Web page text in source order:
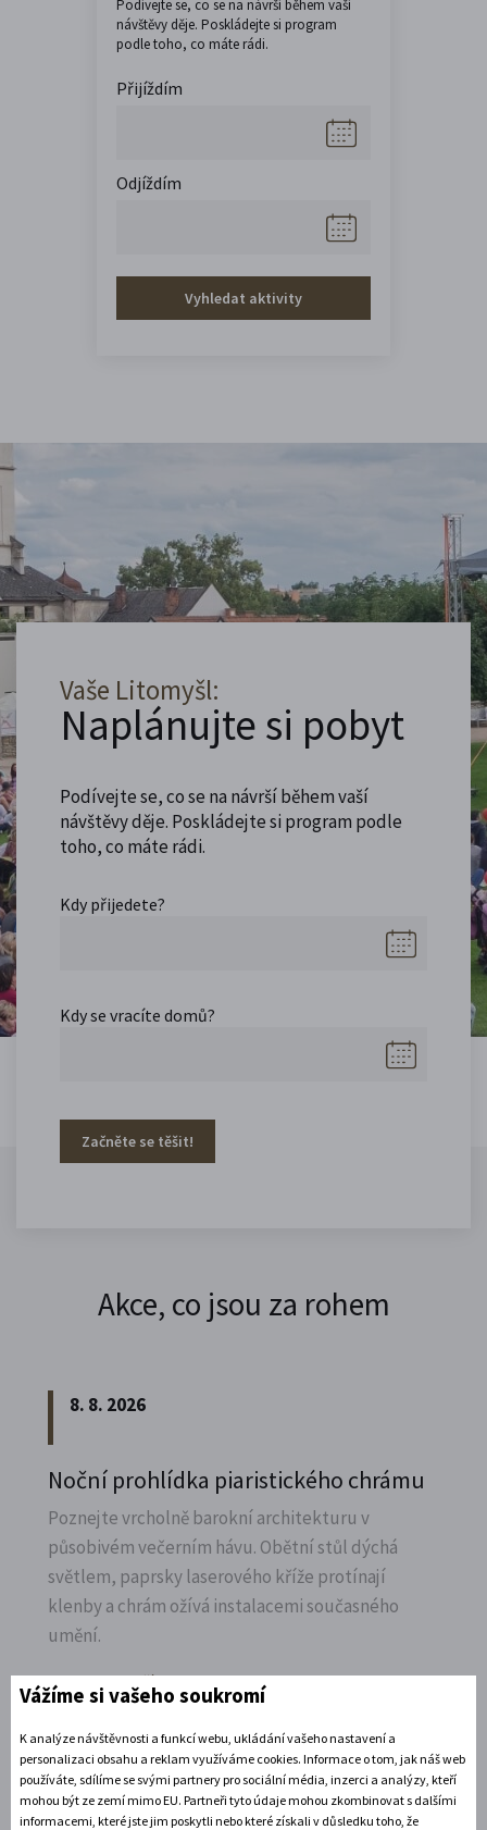
Podívejte se, co se na návrší během vaší
návštěvy děje. Poskládejte si program
podle toho, co máte rádi.
Přijíždím
Odjíždím
Vyhledat aktivity
Vaše Litomyšl:
Naplánujte si pobyt
Podívejte se, co se na návrší během vaší
návštěvy děje. Poskládejte si program podle
toho, co máte rádi.
Kdy přijedete?
Kdy se vracíte domů?
Začněte se těšit!
Akce, co jsou za rohem
8. 8. 2026
Noční prohlídka piaristického chrámu
Poznejte vrcholně barokní architekturu v
působivém večerním hávu. Obětní stůl dýchá
světlem, paprsky laserového kříže protínají
klenby a chrám ožívá instalacemi současného
umění.
Rozbalte si další akce
11. 8. 2026
19:30 - 22:00
Bílá paní na vdávání
Vážíme si vašeho soukromí
K analýze návštěvnosti a funkcí webu, ukládání vašeho nastavení a
personalizaci obsahu a reklam využíváme cookies. Informace o tom, jak náš web
používáte, sdílíme se svými partnery pro sociální média, inzerci a analýzy, kteří
mohou být ze zemí mimo EU. Partneři tyto údaje mohou zkombinovat s dalšími
informacemi, které jste jim poskytli nebo které získali v důsledku toho, že